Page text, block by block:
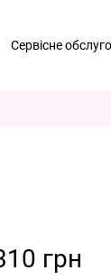
Сервісне
грн